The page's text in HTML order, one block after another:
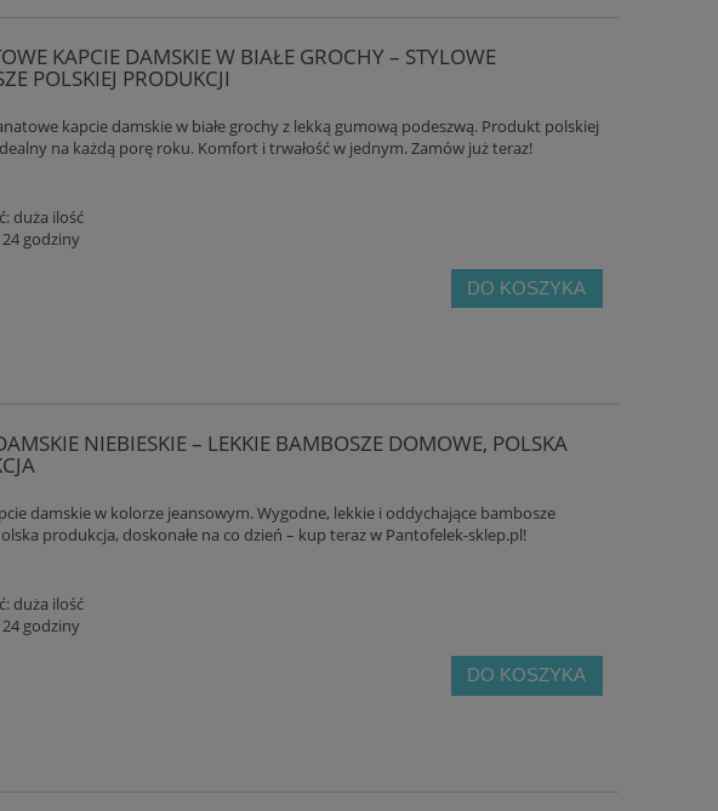
KAPCIE DAMSKIE W BIAŁE GROCHY – STYLOWE
POLSKIEJ PRODUKCJI
kapcie damskie w białe grochy z lekką gumową podeszwą. Produkt polskiej
na każdą porę roku. Komfort i trwałość w jednym. Zamów już teraz!
duża ilość
24 godziny
DO KOSZYKA
NIEBIESKIE – LEKKIE BAMBOSZE DOMOWE, POLSKA
damskie w kolorze jeansowym. Wygodne, lekkie i oddychające bambosze
produkcja, doskonałe na co dzień – kup teraz w Pantofelek-sklep.pl!
duża ilość
24 godziny
DO KOSZYKA